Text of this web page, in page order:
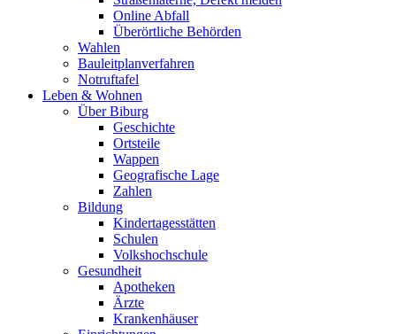
Online Abfall
Überörtliche Behörden
Wahlen
Bauleitplanverfahren
Notruftafel
Leben & Wohnen
Über Biburg
Geschichte
Ortsteile
Wappen
Geografische Lage
Zahlen
Bildung
Kindertagesstätten
Schulen
Volkshochschule
Gesundheit
Apotheken
Ärzte
Krankenhäuser